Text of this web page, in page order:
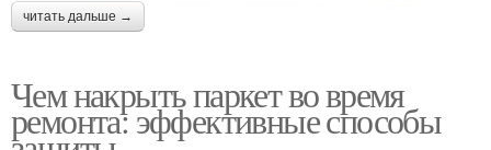
читать дальше →
Чем накрыть паркет во время
ремонта: эффективные способы